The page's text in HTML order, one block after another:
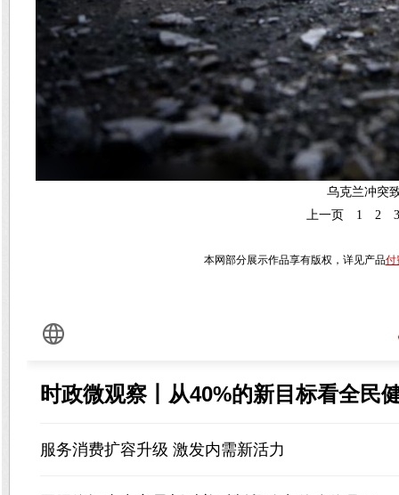
乌克兰冲突
上一页
1 2 3
本网部分展示作品享有版权，详见产品付